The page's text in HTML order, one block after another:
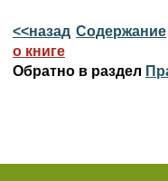
<<назад Содержание
о книге
Обратно в раздел